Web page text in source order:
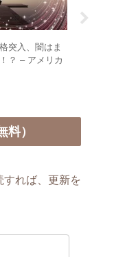
突入、闇はま
？ – アメリカ
）
すれば、更新を